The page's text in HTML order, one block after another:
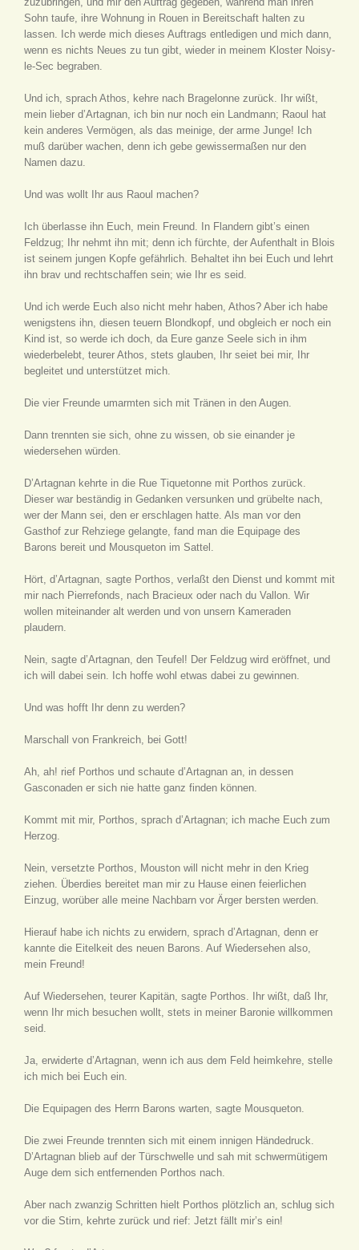
Sohn taufe, ihre Wohnung in Rouen in Bereitschaft halten zu
lassen. Ich werde mich dieses Auftrags entledigen und mich dann,
wenn es nichts Neues zu tun gibt, wieder in meinem Kloster Noisy-
le-Sec begraben.
Und ich, sprach Athos, kehre nach Bragelonne zurück. Ihr wißt,
mein lieber d’Artagnan, ich bin nur noch ein Landmann; Raoul hat
kein anderes Vermögen, als das meinige, der arme Junge! Ich
muß darüber wachen, denn ich gebe gewissermaßen nur den
Namen dazu.
Und was wollt Ihr aus Raoul machen?
Ich überlasse ihn Euch, mein Freund. In Flandern gibt’s einen
Feldzug; Ihr nehmt ihn mit; denn ich fürchte, der Aufenthalt in Blois
ist seinem jungen Kopfe gefährlich. Behaltet ihn bei Euch und lehrt
ihn brav und rechtschaffen sein; wie Ihr es seid.
Und ich werde Euch also nicht mehr haben, Athos? Aber ich habe
wenigstens ihn, diesen teuern Blondkopf, und obgleich er noch ein
Kind ist, so werde ich doch, da Eure ganze Seele sich in ihm
wiederbelebt, teurer Athos, stets glauben, Ihr seiet bei mir, Ihr
begleitet und unterstützet mich.
Die vier Freunde umarmten sich mit Tränen in den Augen.
Dann trennten sie sich, ohne zu wissen, ob sie einander je
wiedersehen würden.
D’Artagnan kehrte in die Rue Tiquetonne mit Porthos zurück.
Dieser war beständig in Gedanken versunken und grübelte nach,
wer der Mann sei, den er erschlagen hatte. Als man vor den
Gasthof zur Rehziege gelangte, fand man die Equipage des
Barons bereit und Mousqueton im Sattel.
Hört, d’Artagnan, sagte Porthos, verlaßt den Dienst und kommt mit
mir nach Pierrefonds, nach Bracieux oder nach du Vallon. Wir
wollen miteinander alt werden und von unsern Kameraden
plaudern.
Nein, sagte d’Artagnan, den Teufel! Der Feldzug wird eröffnet, und
ich will dabei sein. Ich hoffe wohl etwas dabei zu gewinnen.
Und was hofft Ihr denn zu werden?
Marschall von Frankreich, bei Gott!
Ah, ah! rief Porthos und schaute d’Artagnan an, in dessen
Gasconaden er sich nie hatte ganz finden können.
Kommt mit mir, Porthos, sprach d’Artagnan; ich mache Euch zum
Herzog.
Nein, versetzte Porthos, Mouston will nicht mehr in den Krieg
ziehen. Überdies bereitet man mir zu Hause einen feierlichen
Einzug, worüber alle meine Nachbarn vor Ärger bersten werden.
Hierauf habe ich nichts zu erwidern, sprach d’Artagnan, denn er
kannte die Eitelkeit des neuen Barons. Auf Wiedersehen also,
mein Freund!
Auf Wiedersehen, teurer Kapitän, sagte Porthos. Ihr wißt, daß Ihr,
wenn Ihr mich besuchen wollt, stets in meiner Baronie willkommen
seid.
Ja, erwiderte d’Artagnan, wenn ich aus dem Feld heimkehre, stelle
ich mich bei Euch ein.
Die Equipagen des Herrn Barons warten, sagte Mousqueton.
Die zwei Freunde trennten sich mit einem innigen Händedruck.
D’Artagnan blieb auf der Türschwelle und sah mit schwermütigem
Auge dem sich entfernenden Porthos nach.
Aber nach zwanzig Schritten hielt Porthos plötzlich an, schlug sich
vor die Stirn, kehrte zurück und rief: Jetzt fällt mir’s ein!